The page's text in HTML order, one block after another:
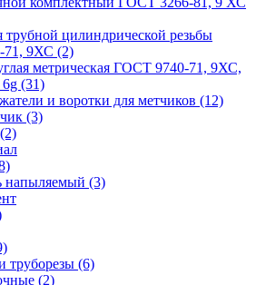
цилиндрической резьбы
71, 9ХС (2)
метрическая ГОСТ 9740-71, 9ХС,
6g (31)
и воротки для метчиков (12)
(3)
(2)
напыляемый (3)
труборезы (6)
(2)